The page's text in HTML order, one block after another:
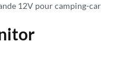
12V pour camping-car